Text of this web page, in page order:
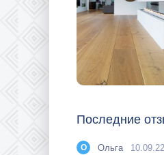
Последние
О Ольга 10.09.22